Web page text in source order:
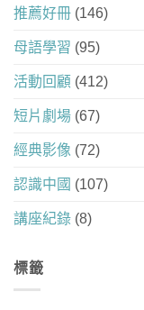
推薦好冊 (146)
母語學習 (95)
活動回顧 (412)
短片劇場 (67)
經典影像 (72)
認識中國 (107)
講座紀錄 (8)
標籤